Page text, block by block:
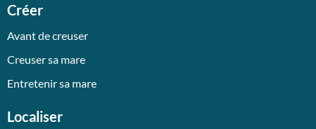
Créer
Avant de creuser
Creuser sa mare
Entretenir sa mare
Localiser